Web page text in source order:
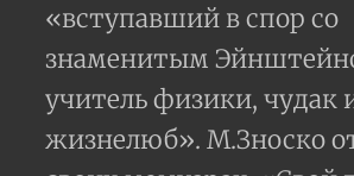
«вступавший в спор со
знаменитым
учитель физики, чудак
жизнелюб». М.Зноско